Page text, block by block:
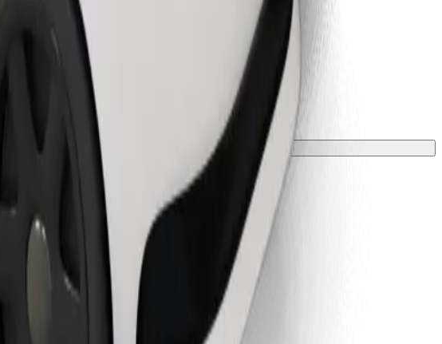
віком, вагою та зростом.